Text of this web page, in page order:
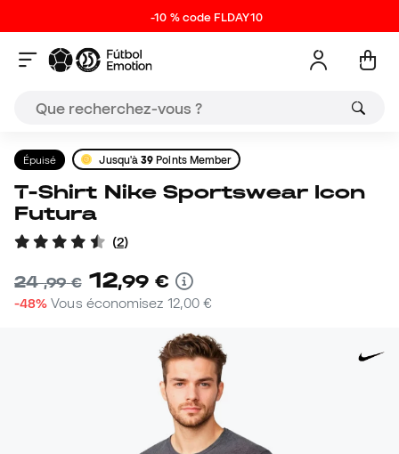
-10 % code FLDAY10
Épuisé Jusqu'à39 Points Member
T-Shirt Nike Sportswear Icon
Futura
(2)
24,99 € 12,99 €
-48% Vous économisez 12,00 €